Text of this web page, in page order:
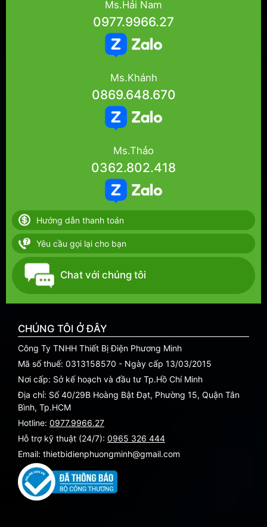
Ms.Hải Nam
0977.9966.27
Ms.Khánh
0869.648.670
Ms.Thảo
0362.802.418
Hướng dẫn thanh toán
Yêu cầu gọi lại cho bạn
Chat với chúng tôi
CHÚNG TÔI Ở ĐÂY
Công Ty TNHH Thiết Bị Điện Phương Minh
Mã số thuế: 0313158570 - Ngày cấp 13/03/2015
Nơi cấp: Sở kế hoạch và đầu tư Tp.Hồ Chí Minh
Địa chỉ: Số 40/29B Hoàng Bật Đạt, Phường 15, Quận Tân
Bình, Tp.HCM
Hotline: 0977.9966.27
Hỗ trợ kỹ thuật (24/7): 0965 326 444
Email: thietbidienphuongminh@gmail.com